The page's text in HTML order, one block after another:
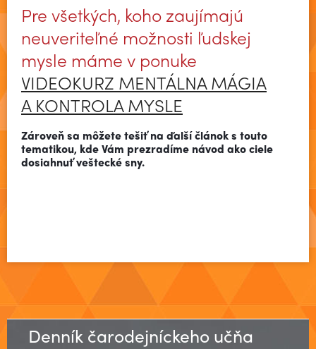
Pre všetkých, koho zaujímajú
neuveriteľné možnosti ľudskej
mysle máme v ponuke
VIDEOKURZ MENTÁLNA MÁGIA
A KONTROLA MYSLE
Zároveň sa môžete tešiť na ďalší článok s touto
tematikou, kde Vám prezradíme návod ako ciele
dosiahnuť veštecké sny.
Denník čarodejníckeho učňa